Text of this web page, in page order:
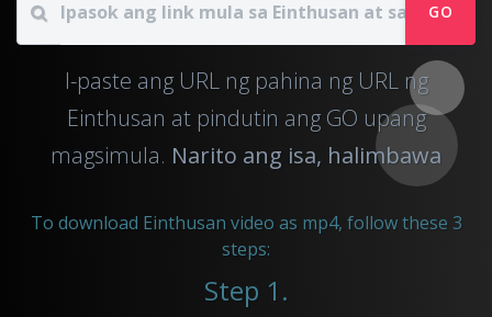
GO
I-paste ang URL ng pahina ng URL ng
Einthusan at pindutin ang GO upang
magsimula. Narito ang isa, halimbawa
To download Einthusan video as mp4, follow these 3
steps:
Step 1.